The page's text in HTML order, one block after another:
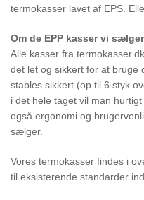
termokasser lavet af EPS.
Om de EPP kasser vi
Alle kasser fra
det let og sikkert for at bruge
stables sikkert (op til 6 styk
i det hele taget vil man
også ergonomi og
sælger.
Vores termokasser findes i
til eksisterende standarder